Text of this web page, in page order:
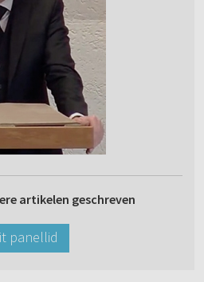
artikelen geschreven
panellid